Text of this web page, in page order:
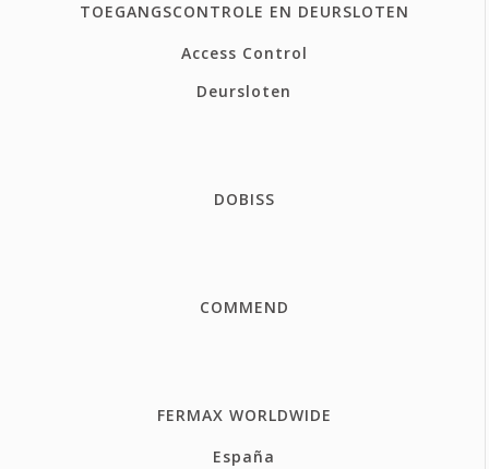
TOEGANGSCONTROLE EN DEURSLOTEN
Access Control
Deursloten
DOBISS
COMMEND
FERMAX WORLDWIDE
España